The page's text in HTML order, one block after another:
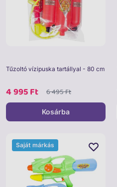
Tűzoltó vízipuska tartállyal - 80 cm
4 995 Ft 6 495 Ft
Kosárba
Saját márkás